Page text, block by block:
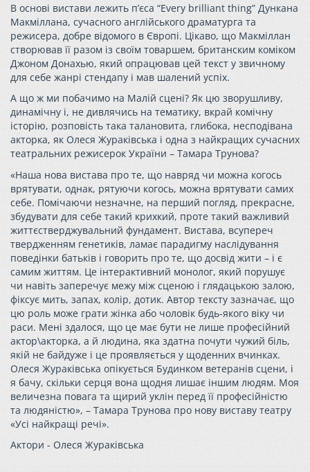
В основі вистави лежить п’єса “Every brilliant thing” Дункана
Макміллана, сучасного англійського драматурга та
режисера, добре відомого в Європі. Цікаво, що Макміллан
створював її разом із своїм товаршем, британским коміком
Джоном Донахью, який опрацював цей текст у звичному
для себе жанрі стендапу і мав шалений успіх.
А що ж ми побачимо на Малій сцені? Як цю зворушливу,
динамічну і, не дивлячись на тематику, вкрай комічну
історію, розповість така талановита, глибока, несподівана
акторка, як Олеся Жураківська і одна з найкращих сучасних
театральних режисерок України – Тамара Трунова?
«Наша нова вистава про те, що навряд чи можна когось
врятувати, однак, рятуючи когось, можна врятувати самих
себе. Помічаючи незначне, на перший погляд, прекрасне,
збудувати для себе такий крихкий, проте такий важливий
життєстверджувальний фундамент. Вистава, всупереч
твердженням генетиків, ламає парадигму наслідування
поведінки батьків і говорить про те, що досвід жити – і є
самим життям. Це інтерактивний монолог, який порушує
чи навіть заперечує межу між сценою і глядацькою залою,
фіксує мить, запах, колір, дотик. Автор тексту зазначає, що
цю роль може грати жінка або чоловік будь-якого віку чи
раси. Мені здалося, що це має бути не лише професійний
актор\акторка, а й людина, яка здатна почути чужий біль,
якій не байдуже і це проявляється у щоденних вчинках.
Олеся Жураківська опікується Будинком ветеранів сцени, і
я бачу, скільки серця вона щодня лишає іншим людям. Моя
величезна повага та щирий уклін перед її професійністю
та людяністю», – Тамара Трунова про нову виставу театру
«Усі найкращі речі».
Актори - Олеся Жураківська